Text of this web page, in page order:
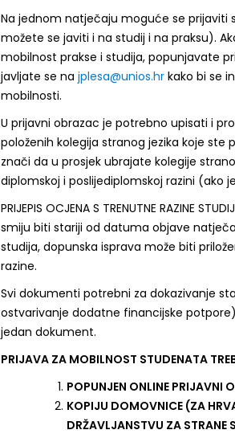
Na jednom natječaju moguće se
možete se javiti i na studij i na praksu).
mobilnost prakse i studija, popunjavate
javljate se na jplesa@unios.hrkako bi se
mobilnosti.
U prijavni obrazac je potrebno upisati i
položenih kolegija stranog jezika koje ste
znači da u prosjek ubrajate kolegije
diplomskoj i poslijediplomskoj razini (ako
PRIJEPIS OCJENA S TRENUTNE RAZINE
smiju biti stariji od datuma objave
studija, dopunska isprava može biti
razine.
Svi dokumenti potrebni za dokazivanje
ostvarivanje dodatne financijske
jedan dokument.
PRIJAVA ZA MOBILNOST STUDENATA
POPUNJEN ONLINE PRIJAVNI
KOPIJU DOMOVNICE (ZA
DRŽAVLJANSTVU ZA